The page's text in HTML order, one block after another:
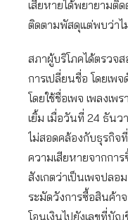
เสียหายได้พยายามติ
ติดตามพัสดุแต่พบว่าไ
สภาผู้บริโภคได้ตรวจ
การเปลี่ยนชื่อ โดยเพ
โดยใช้ชื่อเพจ เพลงเพ
เยิ้ม เมื่อวันที่ 24 ธันว
ไม่สอดคล้องกับธุรกิจ
ความเสียหายจากกา
สังเกตว่าเป็นเพจปลอ
ระมัดวังการซื้อสินค้า
โอนเงินไปยังเลขที่บั